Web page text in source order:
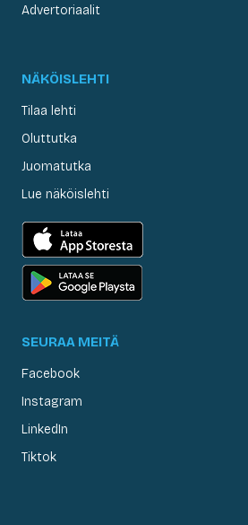
Advertoriaalit
NÄKÖISLEHTI
Tilaa lehti
Oluttutka
Juomatutka
Lue näköislehti
SEURAA MEITÄ
Facebook
Instagram
LinkedIn
Tiktok